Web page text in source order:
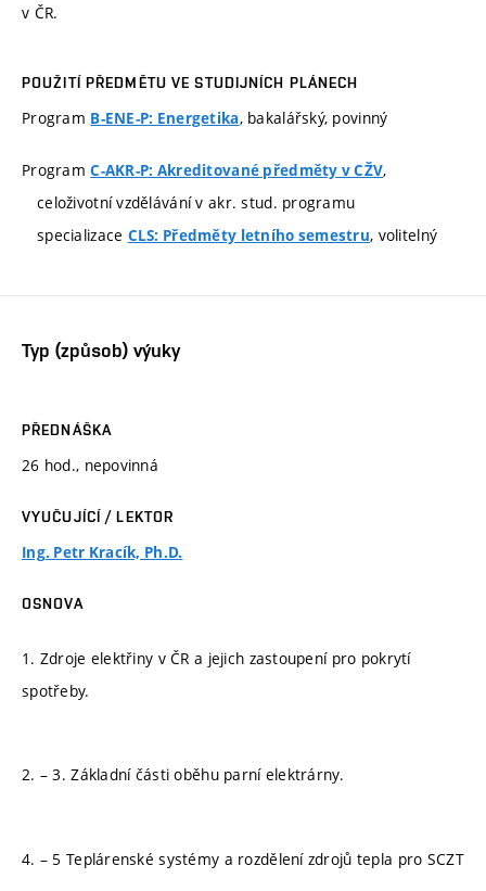
v ČR.
POUŽITÍ PŘEDMĚTU VE STUDIJNÍCH PLÁNECH
Program B-ENE-P: Energetika, bakalářský, povinný
ProgramC-AKR-P: Akreditované předměty v CŽV,
celoživotní vzdělávání v akr. stud. programu
specializace CLS: Předměty letního semestru, volitelný
Typ (způsob) výuky
PŘEDNÁŠKA
26 hod., nepovinná
VYUČUJÍCÍ / LEKTOR
Ing. Petr Kracík, Ph.D.
OSNOVA
1. Zdroje elektřiny v ČR a jejich zastoupení pro pokrytí
spotřeby.
2. – 3. Základní části oběhu parní elektrárny.
4. – 5 Teplárenské systémy a rozdělení zdrojů tepla pro SCZT